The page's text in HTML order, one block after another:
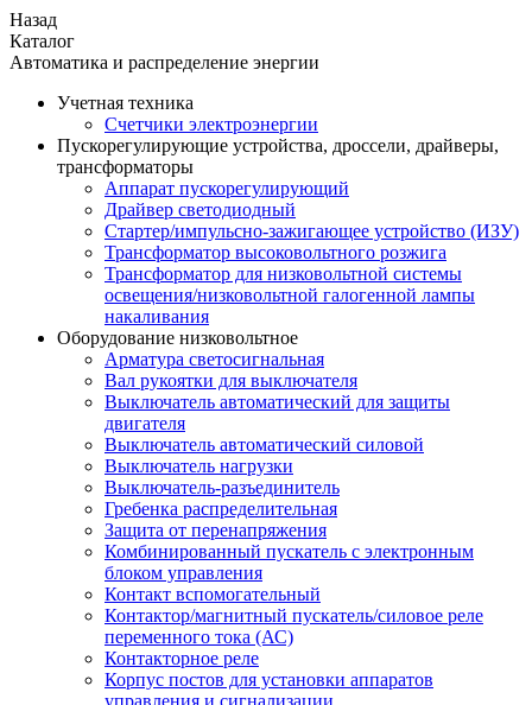
Назад
Каталог
Автоматика и распределение энергии
Учетная техника
Счетчики электроэнергии
Пускорегулирующие устройства, дроссели, драйверы,
трансформаторы
Аппарат пускорегулирующий
Драйвер светодиодный
Стартер/импульсно-зажигающее устройство (ИЗУ)
Трансформатор высоковольтного розжига
Трансформатор для низковольтной системы
освещения/низковольтной галогенной лампы
накаливания
Оборудование низковольтное
Арматура светосигнальная
Вал рукоятки для выключателя
Выключатель автоматический для защиты
двигателя
Выключатель автоматический силовой
Выключатель нагрузки
Выключатель-разъединитель
Гребенка распределительная
Защита от перенапряжения
Комбинированный пускатель с электронным
блоком управления
Контакт вспомогательный
Контактор/магнитный пускатель/силовое реле
переменного тока (АС)
Контакторное реле
Корпус постов для установки аппаратов
управления и сигнализации